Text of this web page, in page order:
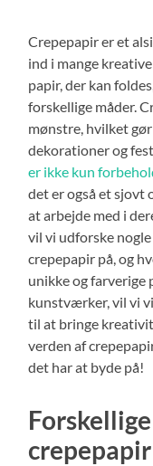
Crepepapir er et
ind i mange
papir, der kan
forskellige måder.
mønstre, hvilket
dekorationer og
er ikke kun
det er også et sjovt
at arbejde med i
vil vi udforske nogle
crepepapir på, og
unikke og
kunstværker, vil vi
til at bringe
verden af
det har at byde på!